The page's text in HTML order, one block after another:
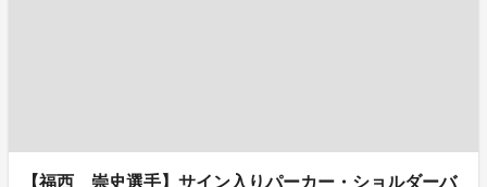
【福西 崇史選手】サイン入りパーカー・ショルダーバ